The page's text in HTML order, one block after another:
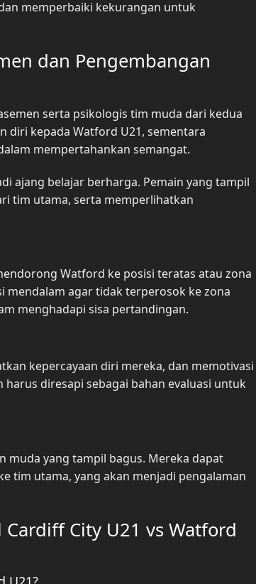
memperbaiki kekurangan untuk
dan Pengembangan
serta psikologis tim muda dari kedua
diri kepada Watford U21, sementara
mempertahankan semangat.
ajang belajar berharga. Pemain yang tampil
tim utama, serta memperlihatkan
Watford ke posisi teratas atau zona
mendalam agar tidak terperosok ke zona
menghadapi sisa pertandingan.
kepercayaan diri mereka, dan memotivasi
diresapi sebagai bahan evaluasi untuk
muda yang tampil bagus. Mereka dapat
tim utama, yang akan menjadi pengalaman
City U21 vs Watford